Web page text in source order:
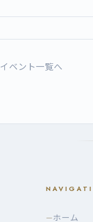
イベント一覧へ
—ホーム